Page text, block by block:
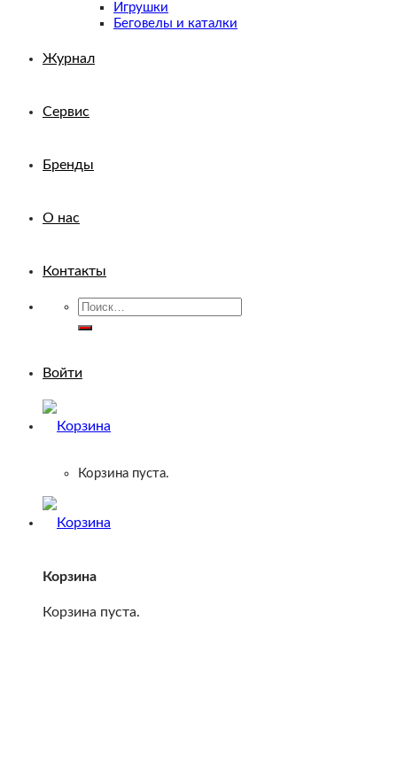
Игрушки
Беговелы и каталки
Журнал
Сервис
Бренды
О нас
Контакты
Искать:
Войти
Корзина пуста.
Корзина
Корзина пуста.